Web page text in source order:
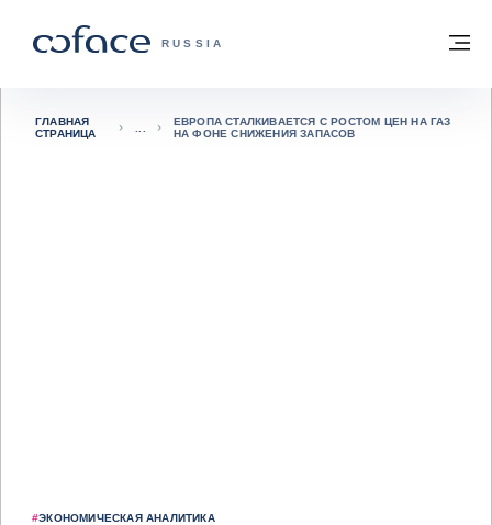
COFACE FOR TRADE — ГЛАВНАЯ
RUSSIA
Вернуться на главную страницу
#ЭКОНОМИЧЕСКАЯ АНАЛИТИКА
ГЛАВНАЯ
СТРАНИЦА
ЕВРОПА СТАЛКИВАЕТСЯ С РОСТОМ ЦЕН НА ГАЗ
НА ФОНЕ СНИЖЕНИЯ ЗАПАСОВ